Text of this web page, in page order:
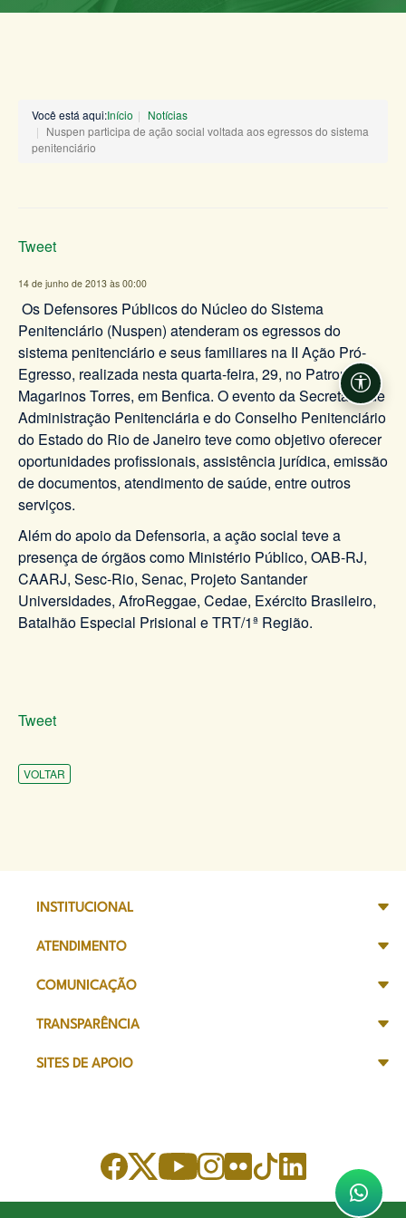
Você está aqui:Início
Notícias
Nuspen participa de ação social voltada aos egressos do sistema
penitenciário
Tweet
14 de junho de 2013 às 00:00
Os Defensores Públicos do Núcleo do Sistema
Penitenciário (Nuspen) atenderam os egressos do
sistema penitenciário e seus familiares na II Ação Pró-
Egresso, realizada nesta quarta-feira, 29, no Patronato
Magarinos Torres, em Benfica. O evento da Secretaria de
Administração Penitenciária e do Conselho Penitenciário
do Estado do Rio de Janeiro teve como objetivo oferecer
oportunidades profissionais, assistência jurídica, emissão
de documentos, atendimento de saúde, entre outros
serviços.
Além do apoio da Defensoria, a ação social teve a
presença de órgãos como Ministério Público, OAB-RJ,
CAARJ, Sesc-Rio, Senac, Projeto Santander
Universidades, AfroReggae, Cedae, Exército Brasileiro,
Batalhão Especial Prisional e TRT/1ª Região.
Tweet
VOLTAR
INSTITUCIONAL
ATENDIMENTO
COMUNICAÇÃO
TRANSPARÊNCIA
SITES DE APOIO